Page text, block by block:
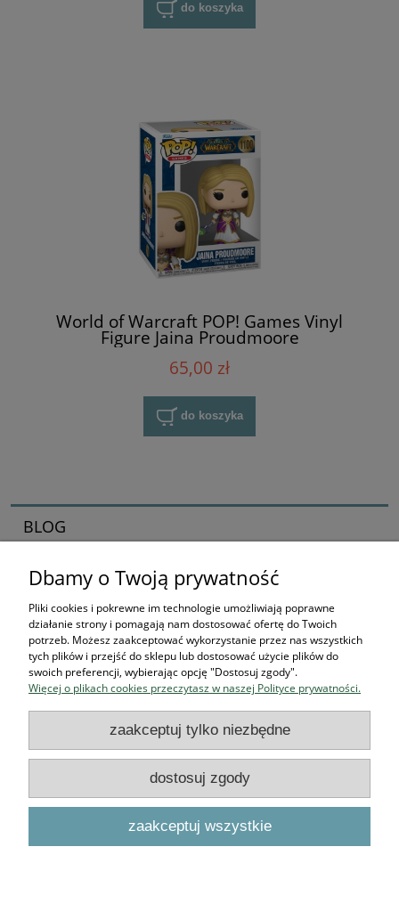
do koszyka
World of Warcraft POP! Games Vinyl
Figure Jaina Proudmoore
65,00 zł
do koszyka
BLOG
Zaczynamy kolekcjonerska przygodę
16-04-2026 , Stworek
Jak zacząć kolekcjonować
figurki? Przewodnik dla
przyszłych bohaterów
Podstawowe informacje
O NAS
Dbamy o Twoją prywatność
Pliki cookies i pokrewne im technologie umożliwiają poprawne
działanie strony i pomagają nam dostosować ofertę do Twoich
potrzeb. Możesz zaakceptować wykorzystanie przez nas wszystkich
tych plików i przejść do sklepu lub dostosować użycie plików do
swoich preferencji, wybierając opcję "Dostosuj zgody".
Więcej o plikach cookies przeczytasz w naszej Polityce prywatności.
zaakceptuj tylko niezbędne
dostosuj zgody
zaakceptuj wszystkie